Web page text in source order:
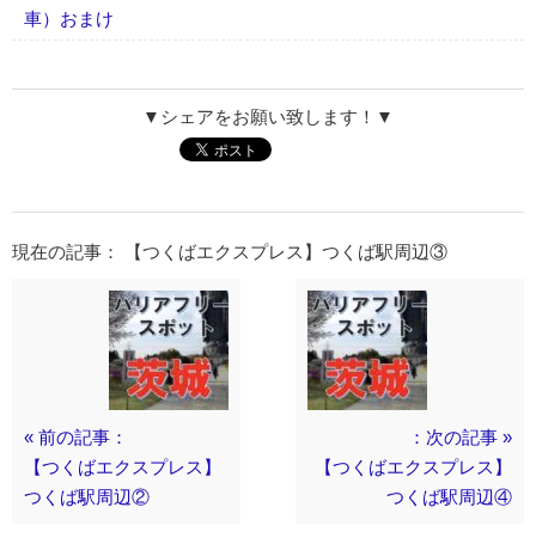
車）おまけ
▼シェアをお願い致します！▼
現在の記事： 【つくばエクスプレス】つくば駅周辺③
« 前の記事：
【つくばエクスプレス】
つくば駅周辺②
：次の記事 »
【つくばエクスプレス】
つくば駅周辺④